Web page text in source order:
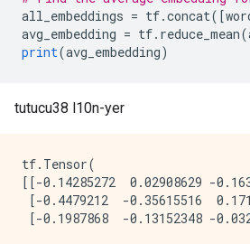
all_embeddings = tf.concat([
avg_embedding = tf. reduce_mean(
print(avg_embedding)
tutucu38 l10n-yer
tf.Tensor(
[[-0.14285272  0.02908629 -
[-0.4479212  -0.35615516